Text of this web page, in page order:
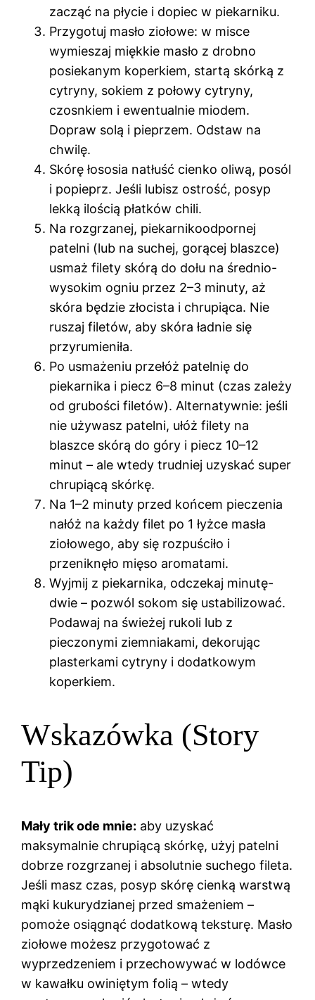
zacząć na płycie i dopiec w piekarniku.
Przygotuj masło ziołowe: w misce
wymieszaj miękkie masło z drobno
posiekanym koperkiem, startą skórką z
cytryny, sokiem z połowy cytryny,
czosnkiem i ewentualnie miodem.
Dopraw solą i pieprzem. Odstaw na
chwilę.
Skórę łososia natłuść cienko oliwą, posól
i popieprz. Jeśli lubisz ostrość, posyp
lekką ilością płatków chili.
Na rozgrzanej, piekarnikoodpornej
patelni (lub na suchej, gorącej blaszce)
usmaż filety skórą do dołu na średnio-
wysokim ogniu przez 2–3 minuty, aż
skóra będzie złocista i chrupiąca. Nie
ruszaj filetów, aby skóra ładnie się
przyrumieniła.
Po usmażeniu przełóż patelnię do
piekarnika i piecz 6–8 minut (czas zależy
od grubości filetów). Alternatywnie: jeśli
nie używasz patelni, ułóż filety na
blaszce skórą do góry i piecz 10–12
minut – ale wtedy trudniej uzyskać super
chrupiącą skórkę.
Na 1–2 minuty przed końcem pieczenia
nałóż na każdy filet po 1 łyżce masła
ziołowego, aby się rozpuściło i
przeniknęło mięso aromatami.
Wyjmij z piekarnika, odczekaj minutę-
dwie – pozwól sokom się ustabilizować.
Podawaj na świeżej rukoli lub z
pieczonymi ziemniakami, dekorując
plasterkami cytryny i dodatkowym
koperkiem.
Wskazówka (Story
Tip)
Mały trik ode mnie: aby uzyskać
maksymalnie chrupiącą skórkę, użyj patelni
dobrze rozgrzanej i absolutnie suchego fileta.
Jeśli masz czas, posyp skórę cienką warstwą
mąki kukurydzianej przed smażeniem –
pomoże osiągnąć dodatkową teksturę. Masło
ziołowe możesz przygotować z
wyprzedzeniem i przechowywać w lodówce
w kawałku owiniętym folią – wtedy